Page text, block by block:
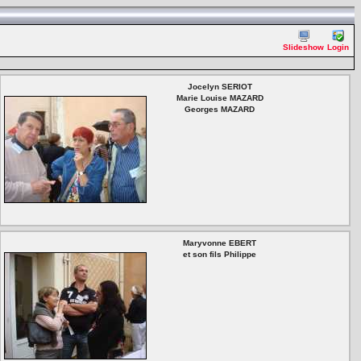
Slideshow Login
Jocelyn SERIOT
Marie Louise MAZARD
Georges MAZARD
Maryvonne EBERT
et son fils Philippe